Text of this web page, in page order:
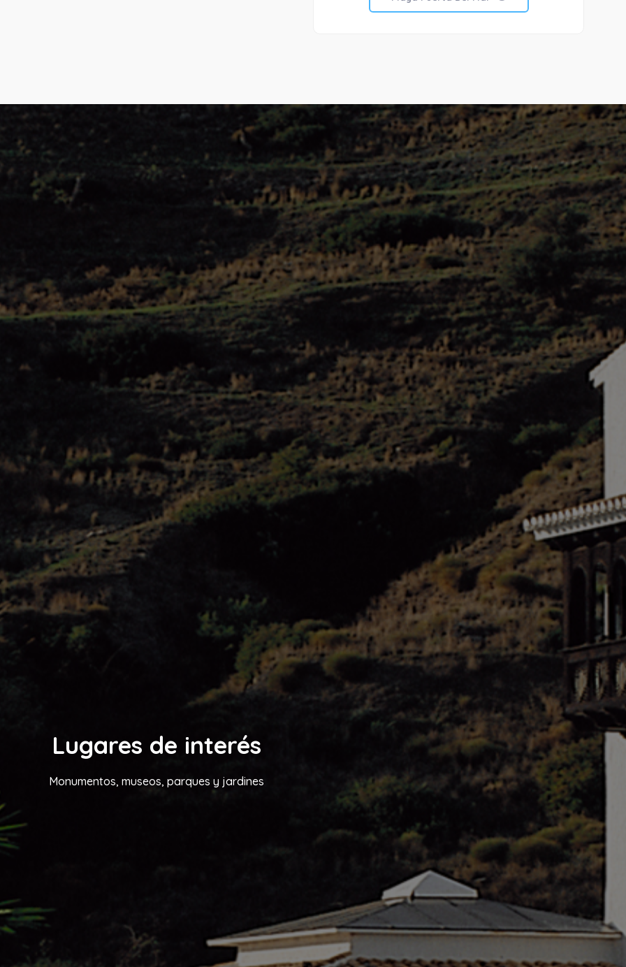
Lugares de interés
Monumentos, museos, parques y jardines